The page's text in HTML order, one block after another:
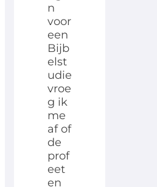
n
voor
een
Bijb
elst
udie
vroe
g ik
me
af of
de
prof
eet
en